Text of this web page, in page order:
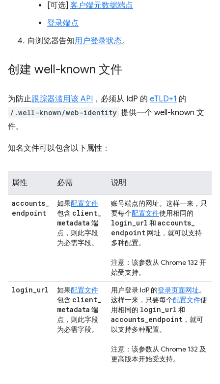
[可选] 客户端元数据端点
登录端点
向浏览器告知用户登录状态。
创建 well-known 文件
为防止跟踪器滥用该 API ，必须从 IdP 的 eTLD+1 的
/.well-known/web-identity 提供一个 well-known 文
件。
知名文件可以包含以下属性：
属性 必需 说明
accounts_
endpoint
如果配置文件
包含 client_
metadata 端
点，则此字段
为必需字段。
账号端点的网址。这样一来，只
要每个配置文件使用相同的
login_url 和 accounts_
endpoint 网址，就可以支持
多种配置。
注意：该参数从 Chrome 132 开
始受支持。
login_url 如果配置文件
包含 client_
metadata 端
点，则此字段
为必需字段。
用户登录 IdP 的登录页面网址。
这样一来，只要每个配置文件使
用相同的 login_url 和
accounts_endpoint ，就可
以支持多种配置。
注意：该参数从 Chrome 132 及
更高版本开始受支持。